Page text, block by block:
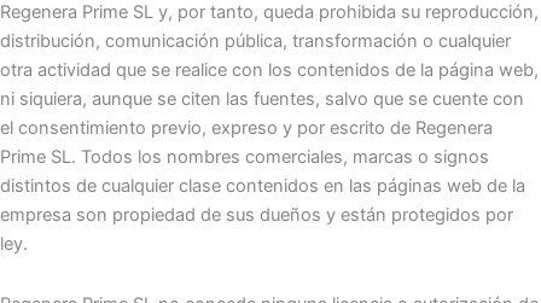
Regenera Prime SL y, por tanto, queda prohibida su reproducción,
distribución, comunicación pública, transformación o cualquier
otra actividad que se realice con los contenidos de la página web,
ni siquiera, aunque se citen las fuentes, salvo que se cuente con
el consentimiento previo, expreso y por escrito de Regenera
Prime SL. Todos los nombres comerciales, marcas o signos
distintos de cualquier clase contenidos en las páginas web de la
empresa son propiedad de sus dueños y están protegidos por
ley.